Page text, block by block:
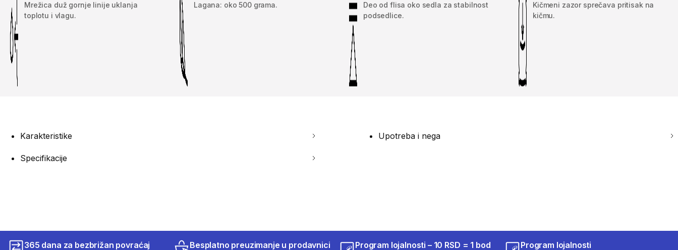
Mrežica duž gornje linije uklanja
toplotu i vlagu.
Lagana: oko 500 grama.
Deo od flisa oko sedla za stabilnost
podsedlice.
Kičmeni zazor sprečava pritisak na
kičmu.
Karakteristike Upotreba i nega
Specifikacije
365 dana za bezbrižan povraćaj Besplatno preuzimanje u prodavnici Program lojalnosti – 10 RSD = 1 bod Program lojalnosti